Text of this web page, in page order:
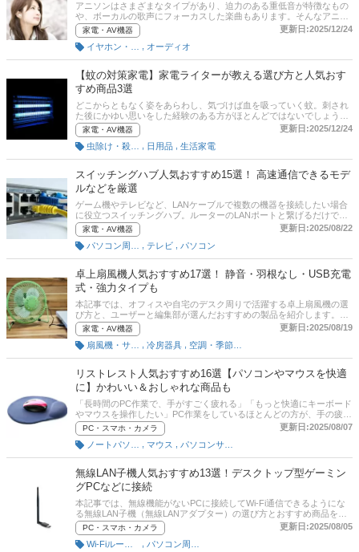
アニソンはさまざまなタイプがあり、迫力のある重低音が特徴なもの
や、ボーカルの歌声にフォーカスした楽曲もあります。そんなアニソ
ンを高音質で楽しむためにはイヤホン選びも重要。しかし、ソニーや
パナソニック、オーディオテクニカなどから、シンプルな有線、完全
ワイヤレス、高級モデルなど多数の商品が発売されています。そこで
ここでは、そんなアニソンにぴったりのイヤホンの選び方とおすすめ
商品を紹介します。安いけどノイズキャンセリング搭載モデルなども
ピックアップ。後半には、比較一覧表や通販サイトの最新人気ランキ
ングもあるので、売れ筋や口コミとあわせてチェックしてみてくださ
家電・AV機器
更新日:2025/12/24
オーディオ
【蚊の対策家電】家電ライターが教える選び方と人気おす
すめ商品3選
どこからともなく姿をあらわし、気づけば血を吸っていく蚊。刺され
た後にかゆい思いをした経験のある方がほとんどではないでしょう
か。手で蚊を叩こうにも、高いところにとまってしまったり、見失っ
てしまうことも。そこで、自動で蚊を駆除できる蚊の対策家電につい
て、家電ライターの松本レイナさんにうかがいました。おすすめの蚊
対策家電や選び方を解説していただきましたので、この記事を参考に
して使い方に合う蚊対策家電を見つけてくださいね。
家電・AV機器
更新日:2025/12/24
日用品 生活家電
スイッチングハブ人気おすすめ15選！ 高速通信できるモデ
ルなどを厳選
ゲーム機やテレビなど、LANケーブルで複数の機器を接続したい場合
に役立つスイッチングハブ。ルーターのLANポートと繋げるだけで、
簡単にポートの増設ができます。全て同じに見えるスイッチングハブ
ですが、実はポート数やネットの回線スピードなど、選び方次第で、
さらに快適な商品を選ぶことができるんです。本記事では、初心者向
けにスイッチングハブの選び方とおすすめ商品を紹介します。高速通
信ができる商品や、電源が内蔵されている商品などを厳選。実際に使
ったことがある人の口コミにも注目です。後半には、比較一覧表や通
販サイトの最新人気ランキングもあるので、売れ筋や口コミとあわせ
てチェックしてみてください。
家電・AV機器
更新日:2025/08/22
テレビ パソコン
卓上扇風機人気おすすめ17選！ 静音・羽根なし・USB充電
式・強力タイプも
本記事では、オフィスや自宅のデスク周りで活躍する卓上扇風機の選
び方と、ユーザーと編集部が選んだおすすめの製品を紹介します。山
善やアイリスオーヤマ、ドウシシャといった人気メーカーを中心に、
作業スペースを広く取れるクリップ型や静音・羽根なし・コンパクト
な製品、コンセントやUSBで給電するタイプ、おしゃれで強力な製品
などを厳選。後半には、比較一覧表や通販サイトの最新人気ランキン
グもあるので、売れ筋や口コミとあわせてチェックしてみてくださ
い。
家電・AV機器
更新日:2025/08/19
冷房器具
リストレスト人気おすすめ16選【パソコンやマウスを快適
に】かわいい＆おしゃれな商品も
「長時間のPC作業で、手がすごく疲れる」「もっと快適にキーボード
やマウスを操作したい」PC作業をしているほとんどの方が、手の疲れ
に悩み、リストレストを購入する方が増えています。しかし、リスト
レストの中にもサイズの種類や素材の違いがあるため、より快適な商
品を選ぶためには、選び方のポイントをおさえることが大切です。本
記事では、PC作業の手の疲れに悩む方に向け、リストレストを選ぶ際
のポイントと、キーボード用・マウス用の各おすすめ商品をご紹介。
かわいいものやおしゃれなリストレストもピックアップしています。
比較一覧表、通販サイトの売れ筋人気ランキングもあるので、口コミ
や評判もチェックしてみてください。
PC・スマホ・カメラ
更新日:2025/08/07
マウス
無線LAN子機人気おすすめ13選！デスクトップ型ゲーミン
グPCなどに接続
本記事では、無線機能がないPCに接続してWi-Fi通信できるようにな
る無線LAN子機（無線LANアダプター）の選び方とおすすめ商品を紹
介します。バッファローやTP-Linkといった人気メーカーを中心に、デ
スクトップ型のゲーミングPCに使えるタイプなどを厳選。後半には、
比較一覧表や通販サイトの最新人気ランキングもあるので、売れ筋や
PC・スマホ・カメラ
更新日:2025/08/05